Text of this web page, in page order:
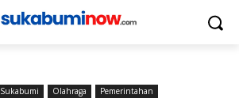
Olahraga Pemerintahan